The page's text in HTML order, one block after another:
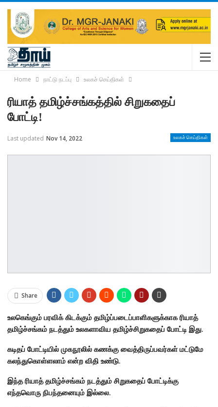
Home நாட்டு நடப்பு உலகச் செய்திகள்
ரியாத் தமிழ்ச்சங்கத்தில் சிறுகதைப்
போட்டி!
உலகச் செய்திகள்
Last updated Nov 14, 2022
Share
உலகெங்கும் பரவிக் கிடக்கும் தமிழ்ப்படைப்பாளிகளுக்காக ரியாத்
தமிழ்ச்சங்கம் நடத்தும் உலகளாவிய தமிழ்ச்சிறுகதைப் போட்டி இது.
கடிதப் போட்டியில் முகநூலில் கணக்கு வைத்திருப்பவர்கள் மட்டுமே
கலந்துகொள்ளலாம் என்ற விதி உண்டு.
இந்த ரியாத் தமிழ்ச்சங்கம் நடத்தும் சிறுகதைப் போட்டிக்கு
எந்தவொரு நிபந்தனையும் இல்லை.